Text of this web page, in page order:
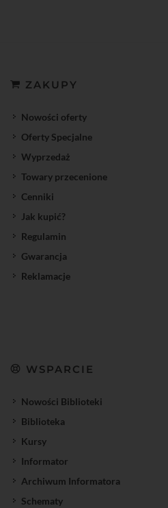
ZAKUPY
Nowości oferty
Oferty Specjalne
Wyprzedaż
Towary przecenione
Cenniki
Jak kupić?
Regulamin
Gwarancja
Reklamacje
WSPARCIE
Nowości Biblioteki
Biblioteka
Kursy
Informator
Archiwum Informatora
Schematy